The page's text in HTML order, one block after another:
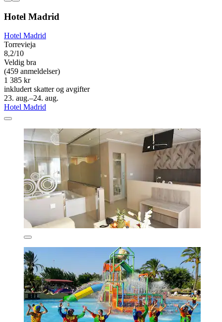
Hotel Madrid
Hotel Madrid
Torrevieja
8,2/10
Veldig bra
(459 anmeldelser)
1 385 kr
inkludert skatter og avgifter
23. aug.–24. aug.
Hotel Madrid